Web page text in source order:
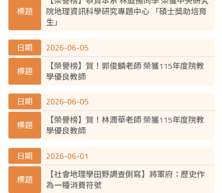
畢業出路
院地理資訊科學研究專題中心 「碩士獎助培育
生」
2026-06-05
【榮譽榜】賀！郭俊麟老師 榮獲115年度院教
學優良教師
2026-06-05
【榮譽榜】賀！林潤華老師 榮獲115年度院教
學優良教師
2026-06-01
【社會地理學田野調查側寫】將軍府：歷史作
為一種消費符號